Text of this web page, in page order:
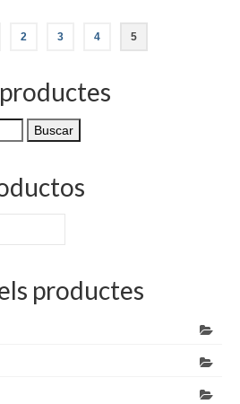
tiene
Las
se
pueden
en
la
página
2 3 4 5
Buscar
productes